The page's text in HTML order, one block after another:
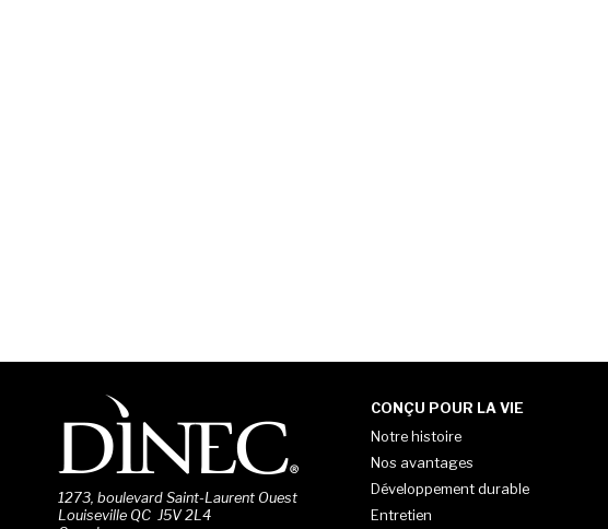
1273, boulevard Saint-Laurent Ouest
Louiseville QC J5V 2L4
CONÇU POUR LA VIE
Notre histoire
Nos avantages
Développement durable
Entretien